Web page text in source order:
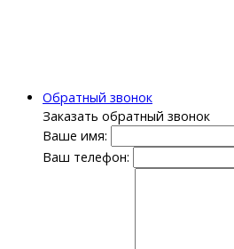
Обратный звонок
Заказать обратный звонок
Ваше имя:
Ваш телефон: